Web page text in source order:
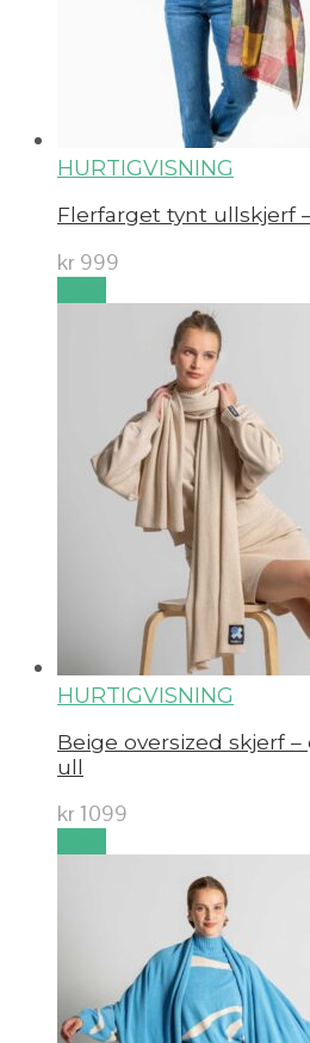
HURTIGVISNING
Flerfarget tynt ullskjerf
kr 999
HURTIGVISNING
Beige oversized skjerf
ull
kr 1099